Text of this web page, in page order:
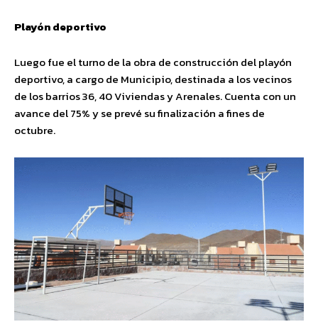
Playón deportivo
Luego fue el turno de la obra de construcción del playón
deportivo, a cargo de Municipio, destinada a los vecinos
de los barrios 36, 40 Viviendas y Arenales. Cuenta con un
avance del 75% y se prevé su finalización a fines de
octubre.